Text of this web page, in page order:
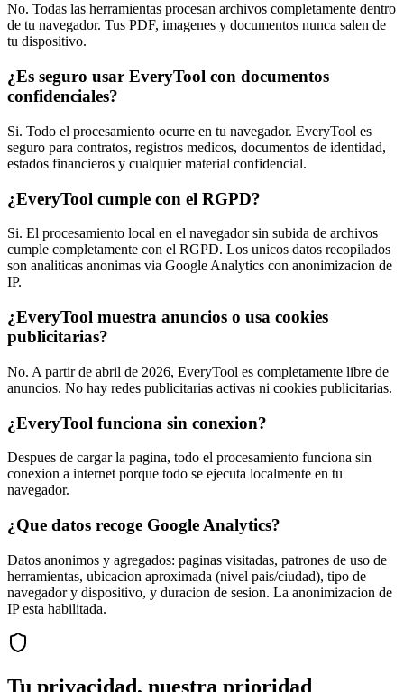
No. Todas las herramientas procesan archivos completamente dentro
de tu navegador. Tus PDF, imagenes y documentos nunca salen de
tu dispositivo.
¿Es seguro usar EveryTool con documentos
confidenciales?
Si. Todo el procesamiento ocurre en tu navegador. EveryTool es
seguro para contratos, registros medicos, documentos de identidad,
estados financieros y cualquier material confidencial.
¿EveryTool cumple con el RGPD?
Si. El procesamiento local en el navegador sin subida de archivos
cumple completamente con el RGPD. Los unicos datos recopilados
son analiticas anonimas via Google Analytics con anonimizacion de
IP.
¿EveryTool muestra anuncios o usa cookies
publicitarias?
No. A partir de abril de 2026, EveryTool es completamente libre de
anuncios. No hay redes publicitarias activas ni cookies publicitarias.
¿EveryTool funciona sin conexion?
Despues de cargar la pagina, todo el procesamiento funciona sin
conexion a internet porque todo se ejecuta localmente en tu
navegador.
¿Que datos recoge Google Analytics?
Datos anonimos y agregados: paginas visitadas, patrones de uso de
herramientas, ubicacion aproximada (nivel pais/ciudad), tipo de
navegador y dispositivo, y duracion de sesion. La anonimizacion de
IP esta habilitada.
Tu privacidad, nuestra prioridad